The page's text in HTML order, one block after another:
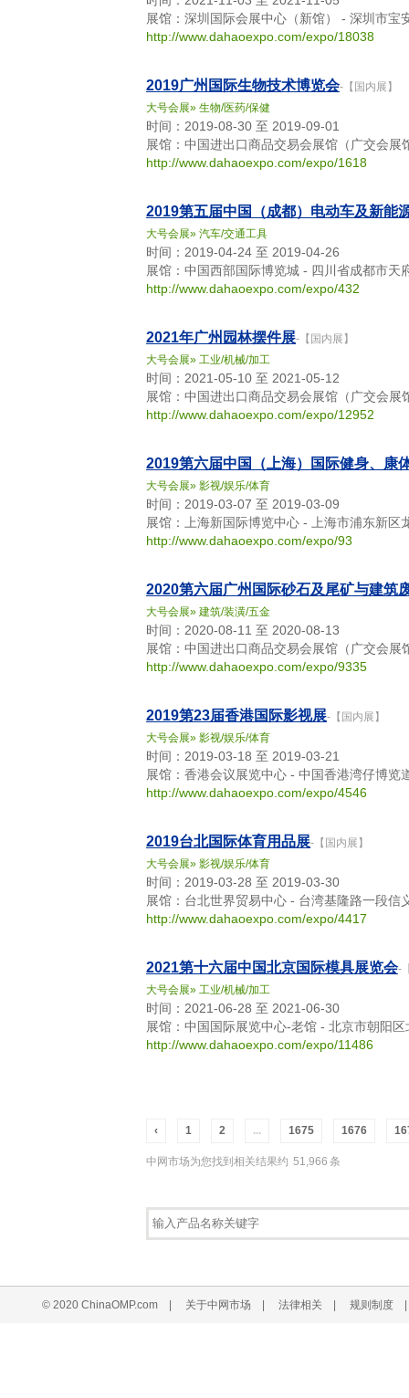
展馆：深圳国际会展中心（新馆） - 深圳市宝
http://www.dahaoexpo.com/expo/18038
2019广州国际生物技术博览会-【国内展】
大号会展» 生物/医药/保健
时间：2019-08-30 至 2019-09-01
展馆：中国进出口商品交易会展馆（广交会
http://www.dahaoexpo.com/expo/1618
2019第五届中国（成都）电动车及新能
大号会展» 汽车/交通工具
时间：2019-04-24 至 2019-04-26
展馆：中国西部国际博览城 - 四川省成都市天
http://www.dahaoexpo.com/expo/432
2021年广州园林摆件展-【国内展】
大号会展» 工业/机械/加工
时间：2021-05-10 至 2021-05-12
展馆：中国进出口商品交易会展馆（广交会
http://www.dahaoexpo.com/expo/12952
2019第六届中国（上海）国际健身、康
大号会展» 影视/娱乐/体育
时间：2019-03-07 至 2019-03-09
展馆：上海新国际博览中心 - 上海市浦东新区
http://www.dahaoexpo.com/expo/93
2020第六届广州国际砂石及尾矿与建筑
大号会展» 建筑/装潢/五金
时间：2020-08-11 至 2020-08-13
展馆：中国进出口商品交易会展馆（广交会
http://www.dahaoexpo.com/expo/9335
2019第23届香港国际影视展-【国内展】
大号会展» 影视/娱乐/体育
时间：2019-03-18 至 2019-03-21
展馆：香港会议展览中心 - 中国香港湾仔博览
http://www.dahaoexpo.com/expo/4546
2019台北国际体育用品展-【国内展】
大号会展» 影视/娱乐/体育
时间：2019-03-28 至 2019-03-30
展馆：台北世界贸易中心 - 台湾基隆路一段信
http://www.dahaoexpo.com/expo/4417
2021第十六届中国北京国际模具展览会-
大号会展» 工业/机械/加工
时间：2021-06-28 至 2021-06-30
展馆：中国国际展览中心-老馆 - 北京市朝阳
http://www.dahaoexpo.com/expo/11486
‹ 1 2 ... 1675 1676
中网市场为您找到相关结果约 51,966 条
© 2020 ChinaOMP.com| 关于中网市场 法律相关 规则制度